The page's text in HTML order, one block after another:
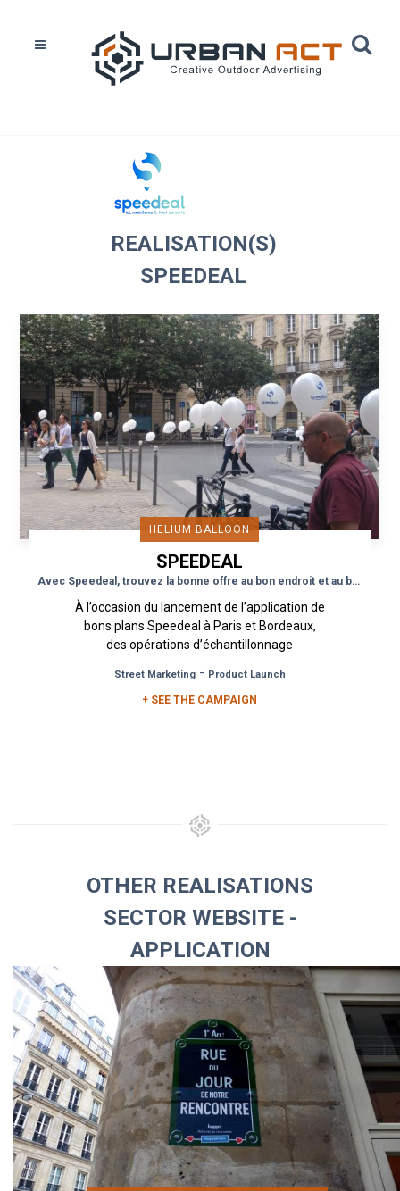
REALISATION(S)
SPEEDEAL
HELIUM BALLOON
SPEEDEAL
Avec Speedeal, trouvez la bonne offre au bon endroit et au bon moment
À l’occasion du lancement de l’application de
bons plans Speedeal à Paris et Bordeaux,
des opérations d’échantillonnage
Street Marketing- Product Launch
+ SEE THE CAMPAIGN
OTHER REALISATIONS
SECTOR WEBSITE -
APPLICATION